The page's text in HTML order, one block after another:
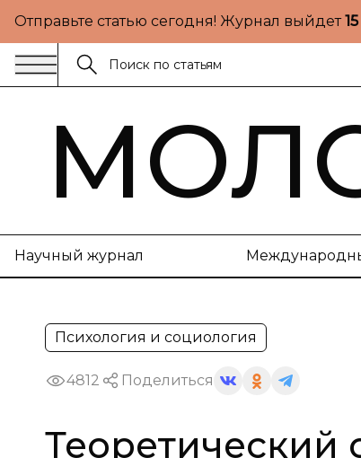
Отправьте статью сегодня! Журнал выйдет
Научный журнал
Психология и социология
4812 Поделиться
Теоретический